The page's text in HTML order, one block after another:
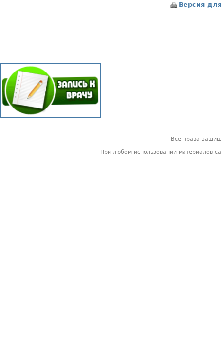
Версия
Все права
При любом использовании материалов